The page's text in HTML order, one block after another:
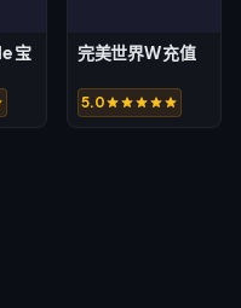
宝
完美世界W 充值
5.0